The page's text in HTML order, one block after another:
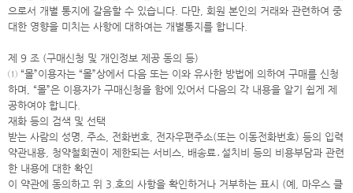
으로서 개별 통지에 갈음할 수 있습니다. 다만, 회원 본인의 거래와 관련하여 중
대한 영향을 미치는 사항에 대하여는 개별통지를 합니다.
제 9 조 (구매신청 및 개인정보 제공 동의 등)
① “몰”이용자는 “몰”상에서 다음 또는 이와 유사한 방법에 의하여 구매를 신청
하며, “몰”은 이용자가 구매신청을 함에 있어서 다음의 각 내용을 알기 쉽게 제
공하여야 합니다.
재화 등의 검색 및 선택
받는 사람의 성명, 주소, 전화번호, 전자우편주소(또는 이동전화번호) 등의 입력
약관내용, 청약철회권이 제한되는 서비스, 배송료․설치비 등의 비용부담과 관련
한 내용에 대한 확인
이 약관에 동의하고 위 3.호의 사항을 확인하거나 거부하는 표시 (예, 마우스 클